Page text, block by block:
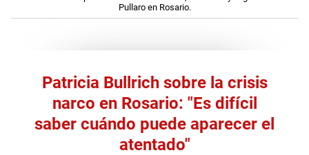
Pullaro en Rosario.
Patricia Bullrich sobre la crisis
narco en Rosario: "Es difícil
saber cuándo puede aparecer el
atentado"